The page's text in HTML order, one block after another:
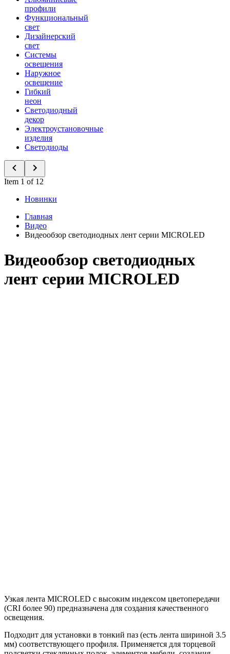
профили
Функциональный
свет
Дизайнерский
свет
Системы
освещения
Наружное
освещение
Гибкий
неон
Светодиодный
декор
Электроустановочные
изделия
Светодиоды
Item 1 of 12
Новинки
Главная
Видео
Видеообзор светодиодных лент серии MICROLED
Видеообзор светодиодных
лент серии MICROLED
Узкая лента MICROLED с высоким индексом цветопередачи
(CRI более 90) предназначена для создания качественного
освещения.
Подходит для установки в тонкий паз (есть лента шириной 3.5
мм) соответствующего профиля. Применяется для торцевой